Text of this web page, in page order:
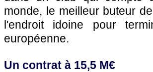
monde, le meilleur buteur
l'endroit idoine pour
européenne.
Un contrat à 15,5 M€